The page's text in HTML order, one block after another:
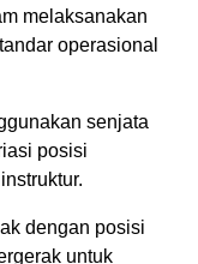
melaksanakan
operasional
senjata
posisi
dengan posisi
untuk